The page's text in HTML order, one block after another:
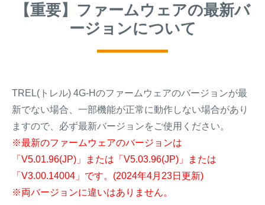
【重要】ファームウェアの最新バ
ージョンについて
TREL(トレル) 4G-Hのファームウェアのバージョンが最
新でない場合、一部機能が正常に動作しない場合があり
ますので、必ず最新バージョンをご使用ください。
※最新のファームウェアのバージョンは
「V5.01.96(JP)」または「V5.03.96(JP)」または
「V3.00.14004」です。(2024年4月23日更新)
※両バージョンに違いはありません。